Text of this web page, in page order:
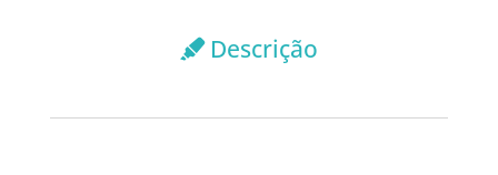
Descrição